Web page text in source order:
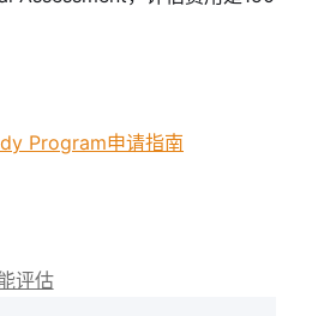
Program申请指南
评估